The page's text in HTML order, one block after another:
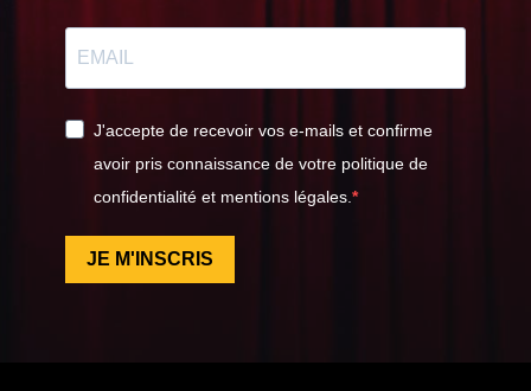
J'accepte de recevoir vos e-mails et confirme
avoir pris connaissance de votre politique de
confidentialité et mentions légales.
JE M'INSCRIS